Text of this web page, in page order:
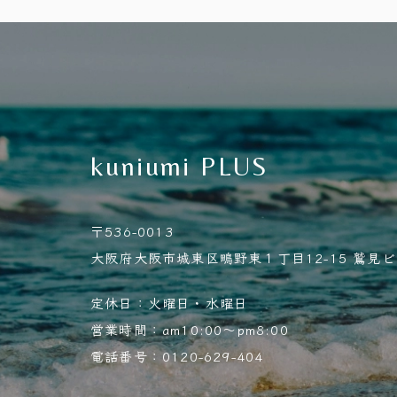
kuniumi PLUS
〒536-0013
大阪府大阪市城東区鴫野東１丁目12-15 鷲見
定休日：火曜日・水曜日
営業時間：am10:00～pm8:00
電話番号：0120-629-404